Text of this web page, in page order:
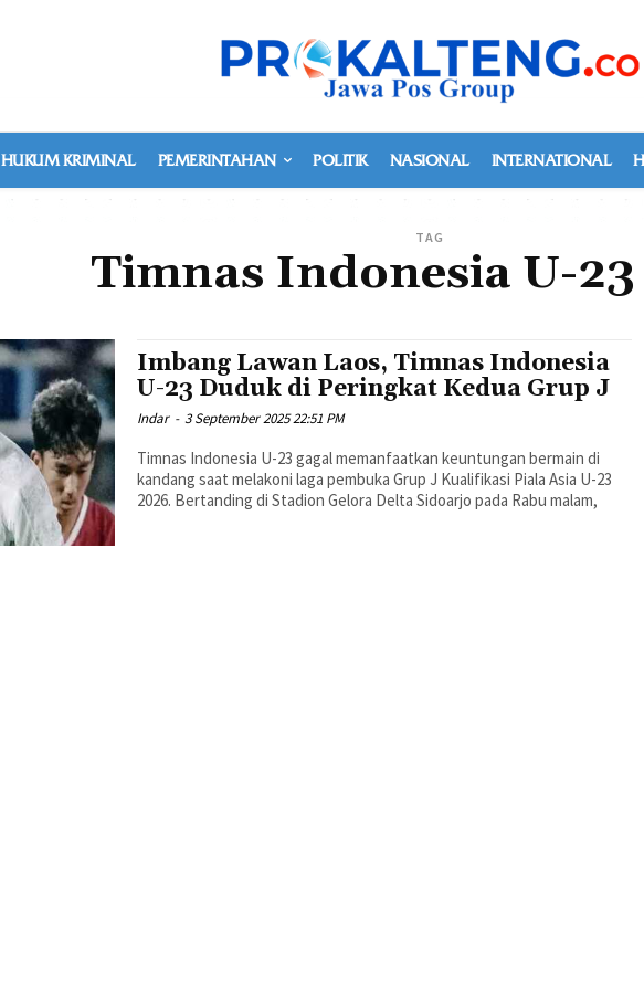
HUKUM KRIMINAL PEMERINTAHAN POLITIK NASIONAL INTERNATIONAL
TAG
Timnas Indonesia U-23
Imbang Lawan Laos, Timnas Indonesia
U-23 Duduk di Peringkat Kedua Grup J
Indar - 3 September 2025 22:51 PM
Timnas Indonesia U-23 gagal memanfaatkan keuntungan bermain di
kandang saat melakoni laga pembuka Grup J Kualifikasi Piala Asia U-23
2026. Bertanding di Stadion Gelora Delta Sidoarjo pada Rabu malam,